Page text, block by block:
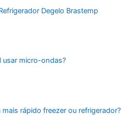
Degelo Brastemp
usar micro-ondas?
mais rápido freezer ou refrigerador?